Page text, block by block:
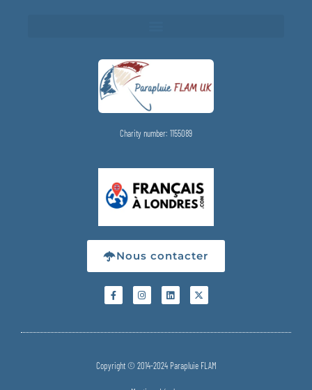
Charity number: 1155089
Nous contacter
Copyright © 2014-2024 Parapluie FLAM